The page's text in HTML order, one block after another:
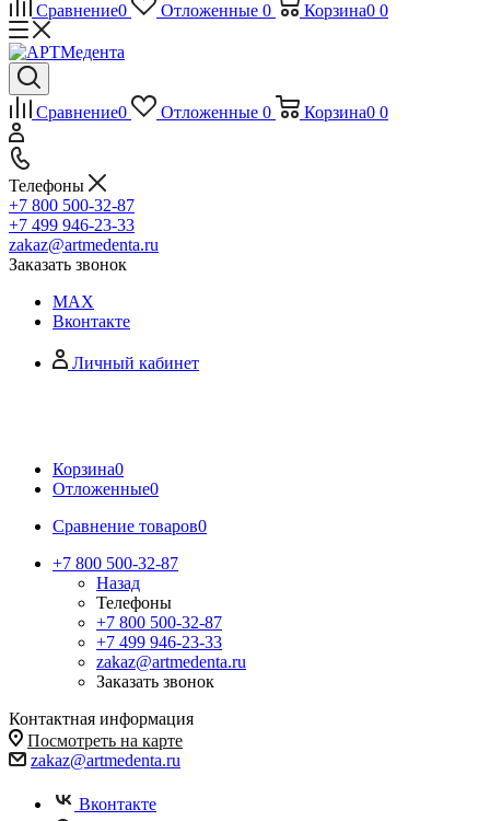
Сравнение0 Отложенные 0 Корзина0 0
Сравнение0 Отложенные 0 Корзина0 0
Телефоны
+7 800 500-32-87
+7 499 946-23-33
zakaz@artmedenta.ru
Заказать звонок
MAX
Вконтакте
Личный кабинет
Корзина0
Отложенные0
Сравнение товаров0
+7 800 500-32-87
Назад
Телефоны
+7 800 500-32-87
+7 499 946-23-33
zakaz@artmedenta.ru
Заказать звонок
Контактная информация
Посмотреть на карте
zakaz@artmedenta.ru
Вконтакте